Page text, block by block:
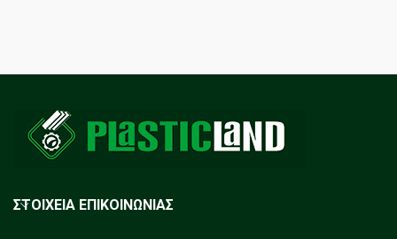
ΣΤΟΙΧΕΙΑ ΕΠΙΚΟΙΝΩΝΙΑΣ